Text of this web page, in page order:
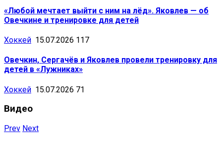
«Любой мечтает выйти с ним на лёд». Яковлев — об
Овечкине и тренировке для детей
Хоккей 15.07.2026 117
Овечкин, Сергачёв и Яковлев провели тренировку для
детей в «Лужниках»
Хоккей 15.07.2026 71
Видео
Prev Next